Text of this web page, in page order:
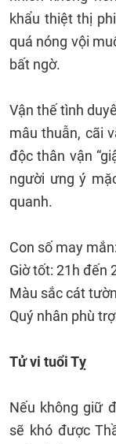
khẩu thiệt thị
quá nóng vội
bất ngờ.
Vận thế tình
mâu thuẫn, cãi
độc thân vận
người ưng ý
quanh.
Con số may
Giờ tốt: 21h đến
Màu sắc cát
Quý nhân phù
Tử vi tuổi Tỵ
Nếu không giữ
sẽ khó được